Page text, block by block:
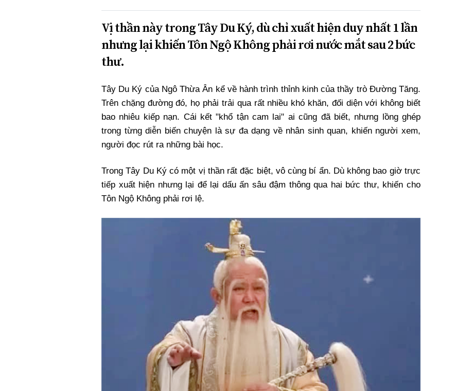
Vị thần này trong Tây Du Ký, dù chỉ xuất hiện duy nhất 1 lần
nhưng lại khiến Tôn Ngộ Không phải rơi nước mắt sau 2 bức
thư.
Tây Du Ký của Ngô Thừa Ân kể về hành trình thỉnh kinh của thầy trò Đường Tăng.
Trên chặng đường đó, họ phải trải qua rất nhiều khó khăn, đối diện với không biết
bao nhiêu kiếp nạn. Cái kết "khổ tận cam lai" ai cũng đã biết, nhưng lồng ghép
trong từng diễn biến chuyện là sự đa dạng về nhân sinh quan, khiến người xem,
người đọc rút ra những bài học.
Trong Tây Du Ký có một vị thần rất đặc biệt, vô cùng bí ẩn. Dù không bao giờ trực
tiếp xuất hiện nhưng lại để lại dấu ấn sâu đậm thông qua hai bức thư, khiến cho
Tôn Ngộ Không phải rơi lệ.